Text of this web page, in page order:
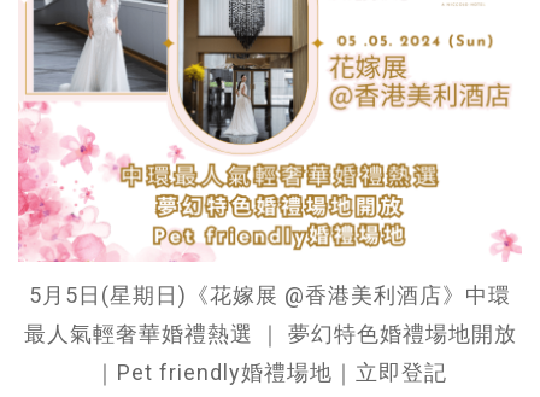
5月5日(星期日)《花嫁展 @香港美利酒店》中環
最人氣輕奢華婚禮熱選 ｜ 夢幻特色婚禮場地開放
｜Pet friendly婚禮場地｜立即登記